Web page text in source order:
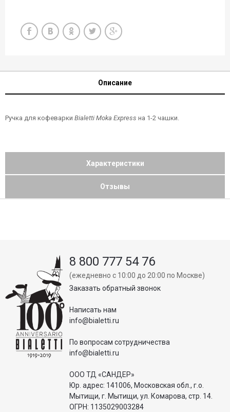
Описание
Ручка для кофеварки Bialetti Moka Express на 1-2 чашки.
Характеристики
Отзывы
8 800 777 54 76
(ежедневно с 10:00 до 20:00 по Москве)
Заказать обратный звонок
Написать нам
info@bialetti.ru
По вопросам сотрудничества
info@bialetti.ru
ООО ТД «САНДЕР»
Юр. адрес: 141006, Московская обл., г.о.
Мытищи, г. Мытищи, ул. Комарова, стр. 14.
ОГРН: 1135029003284